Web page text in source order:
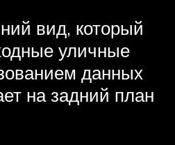
вид, который
уличные
данных
на задний план